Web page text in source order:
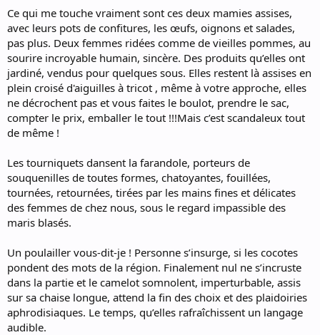
Ce qui me touche vraiment sont ces deux mamies assises,
avec leurs pots de confitures, les œufs, oignons et salades,
pas plus. Deux femmes ridées comme de vieilles pommes, au
sourire incroyable humain, sincère. Des produits qu’elles ont
jardiné, vendus pour quelques sous. Elles restent là assises en
plein croisé d'aiguilles à tricot , même à votre approche, elles
ne décrochent pas et vous faites le boulot, prendre le sac,
compter le prix, emballer le tout !!!Mais c’est scandaleux tout
de même !
Les tourniquets dansent la farandole, porteurs de
souquenilles de toutes formes, chatoyantes, fouillées,
tournées, retournées, tirées par les mains fines et délicates
des femmes de chez nous, sous le regard impassible des
maris blasés.
Un poulailler vous-dit-je ! Personne s’insurge, si les cocotes
pondent des mots de la région. Finalement nul ne s’incruste
dans la partie et le camelot somnolent, imperturbable, assis
sur sa chaise longue, attend la fin des choix et des plaidoiries
aphrodisiaques. Le temps, qu’elles rafraîchissent un langage
audible.